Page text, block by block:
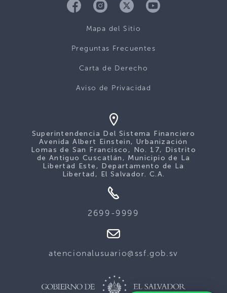
Mapa del Sitio
Preguntas Frecuentes
Carta de Derecho
Aviso de Privacidad
Superintendencia Del Sistema Financiero
Avenida Albert Einstein, Urbanización
Lomas de San Francisco, No. 17, Distrito
de Antiguo Cuscatlán, Municipio de La
Libertad Este, Departamento de La
Libertad, El Salvador. C.A.
2699-9999
atencionalusuario@ssf.gob.sv